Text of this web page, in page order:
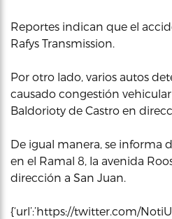
Reportes indican que el
Rafys Transmission.
Por otro lado, varios autos
causado congestión
Baldorioty de Castro en
De igual manera, se informa
en el Ramal 8, la avenida
dirección a San Juan.
{‘url’:’https://twitter.com/